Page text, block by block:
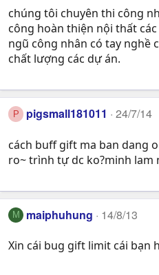
chúng tôi chuyên thi công
công hoàn thiện nội thất
ngũ công nhân có tay nghề
chất lượng các dự án.
P pigsmall181011 24/7/14
cách buff gift ma ban dang
ro~ trình tự dc ko?minh lam
M maiphuhung 14/8/13
Xin cái bug gift limit cái bạn